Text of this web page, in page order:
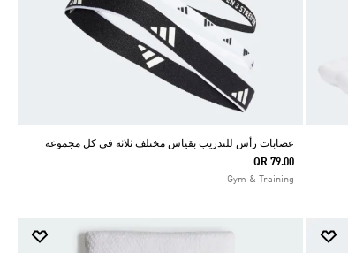
عصابات رأس للتدريب بقياس مختلف ثلاثة في كل مجموعة
QR 79.00
Gym & Training